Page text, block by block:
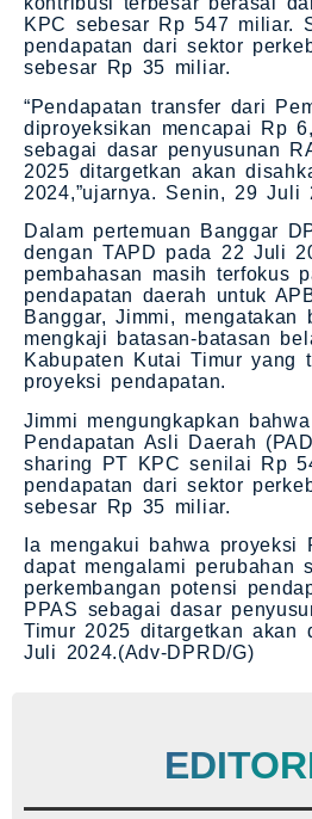
KPC sebesar Rp 547 miliar.
pendapatan dari sektor
sebesar Rp 35 miliar.
“Pendapatan transfer dari
diproyeksikan mencapai Rp
sebagai dasar penyusunan
2025 ditargetkan akan
2024,”ujarnya. Senin, 29 Juli
Dalam pertemuan Banggar
dengan TAPD pada 22 Juli
pembahasan masih terfokus
pendapatan daerah untuk
Banggar, Jimmi, mengatakan
mengkaji batasan-batasan
Kabupaten Kutai Timur yang
proyeksi pendapatan.
Jimmi mengungkapkan
Pendapatan Asli Daerah
sharing PT KPC senilai Rp
pendapatan dari sektor
sebesar Rp 35 miliar.
Ia mengakui bahwa proyeksi
dapat mengalami perubahan
perkembangan potensi
PPAS sebagai dasar
Timur 2025 ditargetkan akan
Juli 2024.(Adv-DPRD/G)